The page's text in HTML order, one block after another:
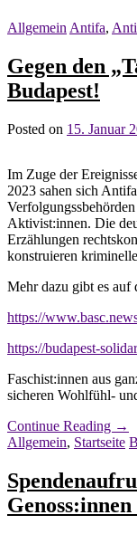
Allgemein Antifa,
Gegen den
Budapest!
Posted on 15. Januar
Im Zuge der
2023 sahen sich
Aktivist:innen. Die
Erzählungen
konstruieren
Mehr dazu gibt es auf
https://
https://budapest-
Faschist:innen aus
sicheren Wohlfühl-
Continue Reading →
Allgemein, Startseite